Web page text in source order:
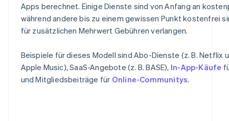
Apps berechnet. Einige Dienste sind von Anfang an
während andere bis zu einem gewissen Punkt kostenfrei
für zusätzlichen Mehrwert Gebühren verlangen.
Beispiele für dieses Modell sind Abo-Dienste (z. B. Netflix
Apple Music), SaaS-Angebote (z. B. BASE), In-App-Käufe
und Mitgliedsbeiträge für Online-Communitys.